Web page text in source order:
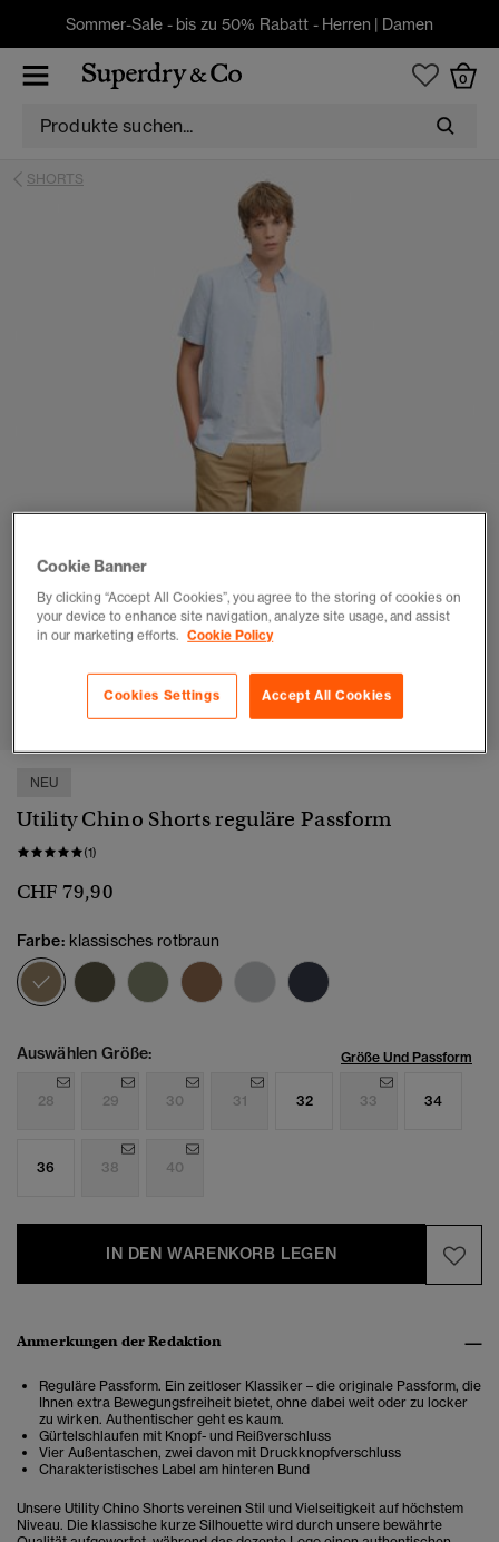
Sommer-Sale - bis zu 50% Rabatt - Herren | Damen
0
SHORTS
1 2 4 5 6
NEU
Utility Chino Shorts reguläre Passform
(1)
CHF 79,90
Farbe: klassisches rotbraun
Ausgewählt
Auswählen Größe: Größe Und Passform
28 29 30 31 32 33 34
36 38 40
IN DEN WARENKORB LEGEN
Anmerkungen der Redaktion
Reguläre Passform. Ein zeitloser Klassiker – die originale Passform, die
Ihnen extra Bewegungsfreiheit bietet, ohne dabei weit oder zu locker
zu wirken. Authentischer geht es kaum.
Gürtelschlaufen mit Knopf- und Reißverschluss
Vier Außentaschen, zwei davon mit Druckknopfverschluss
Charakteristisches Label am hinteren Bund
Unsere Utility Chino Shorts vereinen Stil und Vielseitigkeit auf höchstem
Niveau. Die klassische kurze Silhouette wird durch unsere bewährte
Cookie Banner
By clicking “Accept All Cookies”, you agree to the storing of cookies on
your device to enhance site navigation, analyze site usage, and assist
in our marketing efforts. Cookie Policy
Accept All Cookies
Cookies Settings